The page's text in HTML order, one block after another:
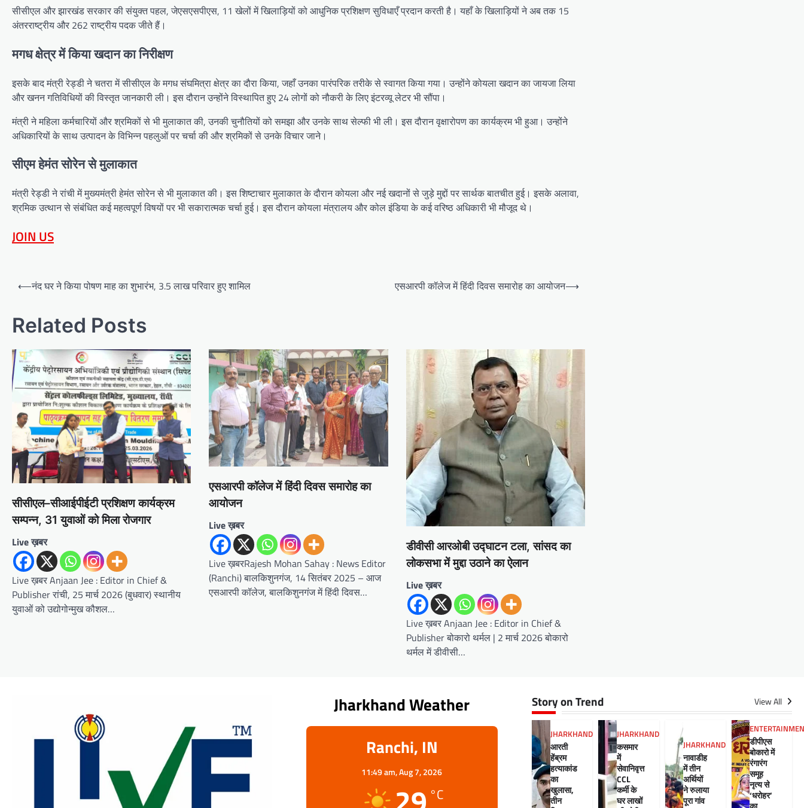
सीसीएल और झारखंड सरकार की संयुक्त पहल, जेएसएसपीएस, 11 खेलों में खिलाड़ियों को आधुनिक प्रशिक्षण सुविधाएँ प्रदान करती है। यहाँ के खिलाड़ियों ने अब तक 15
अंतरराष्ट्रीय और 262 राष्ट्रीय पदक जीते हैं।
मगध क्षेत्र में किया खदान का निरीक्षण
इसके बाद मंत्री रेड्डी ने चतरा में सीसीएल के मगध संघमित्रा क्षेत्र का दौरा किया, जहाँ उनका पारंपरिक तरीके से स्वागत किया गया। उन्होंने कोयला खदान का जायजा लिया
और खनन गतिविधियों की विस्तृत जानकारी ली। इस दौरान उन्होंने विस्थापित हुए 24 लोगों को नौकरी के लिए इंटरव्यू लेटर भी सौंपा।
मंत्री ने महिला कर्मचारियों और श्रमिकों से भी मुलाकात की, उनकी चुनौतियों को समझा और उनके साथ सेल्फी भी ली। इस दौरान वृक्षारोपण का कार्यक्रम भी हुआ। उन्होंने
अधिकारियों के साथ उत्पादन के विभिन्न पहलुओं पर चर्चा की और श्रमिकों से उनके विचार जाने।
सीएम हेमंत सोरेन से मुलाकात
मंत्री रेड्डी ने रांची में मुख्यमंत्री हेमंत सोरेन से भी मुलाकात की। इस शिष्टाचार मुलाकात के दौरान कोयला और नई खदानों से जुड़े मुद्दों पर सार्थक बातचीत हुई। इसके अलावा,
श्रमिक उत्थान से संबंधित कई महत्वपूर्ण विषयों पर भी सकारात्मक चर्चा हुई। इस दौरान कोयला मंत्रालय और कोल इंडिया के कई वरिष्ठ अधिकारी भी मौजूद थे।
JOIN US
Post
⟵नंद घर ने किया पोषण माह का शुभारंभ, 3.5 लाख परिवार हुए शामिल एसआरपी कॉलेज में हिंदी दिवस समारोह का आयोजन⟶
Related Posts
सीसीएल–सीआईपीईटी प्रशिक्षण कार्यक्रम
सम्पन्न, 31 युवाओं को मिला रोजगार
Live ख़बर
Live ख़बर Anjaan Jee : Editor in Chief &
Publisher रांची, 25 मार्च 2026 (बुधवार) स्थानीय
युवाओं को उद्योगोन्मुख कौशल…
एसआरपी कॉलेज में हिंदी दिवस समारोह का
आयोजन
Live ख़बर
Live ख़बरRajesh Mohan Sahay : News Editor
(Ranchi) बालकिशुनगंज, 14 सितंबर 2025 – आज
एसआरपी कॉलेज, बालकिशुनगंज में हिंदी दिवस…
डीवीसी आरओबी उद्घाटन टला, सांसद का
लोकसभा में मुद्दा उठाने का ऐलान
Live ख़बर
Live ख़बर Anjaan Jee : Editor in Chief &
Publisher बोकारो थर्मल | 2 मार्च 2026 बोकारो
थर्मल में डीवीसी…
Jharkhand Weather
Ranchi, IN
11:49 am,Aug 7, 2026
°C
Story on Trend View All
JHARKHAND
आरती
हेंब्रम
हत्याकांड
का
खुलासा,
तीन
JHARKHAND
कसमार
में
सेवानिवृत्त
CCL
कर्मी के
घर लाखों
JHARKHAND
नावाडीह
में तीन
अर्थियों
ने रुलाया
पूरा गांव
डीपीएस
बोकारो में
रंगारंग
समूह
नृत्य से
‘धरोहर’